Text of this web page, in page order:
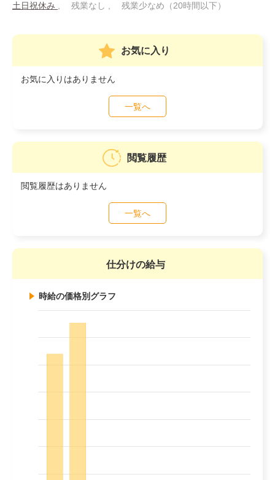
土日祝休み
残業なし 残業少なめ（20時間以下）
お気に入り
お気に入りはありません
一覧へ
閲覧履歴
閲覧履歴はありません
一覧へ
仕分けの給与
時給の価格別グラフ